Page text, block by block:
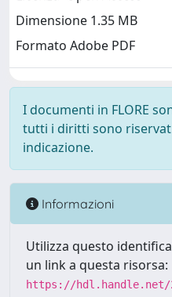
Dimensione 1.35 MB
Formato Adobe PDF
I documenti in FLORE
tutti i diritti sono
indicazione.
Informazioni
Utilizza questo
un link a questa risorsa:
https://hdl.handle.net/